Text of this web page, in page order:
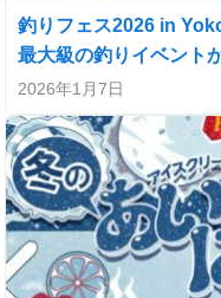
釣りフェス2026 in
最大級の釣りイベント
2026年1月7日